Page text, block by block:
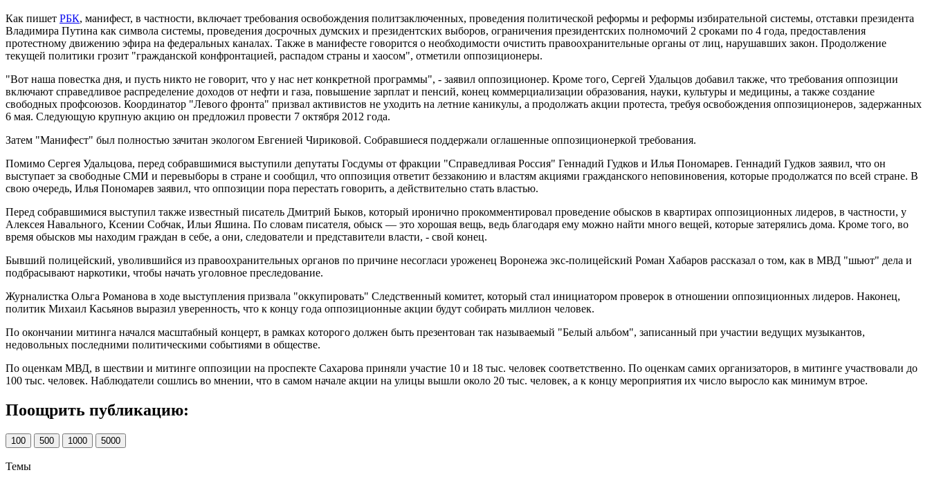
Как пишет РБК, манифест, в частности, включает требования освобождения политзаключенных, проведения политической реформы и реформы избирательной системы, отставки президента
Владимира Путина как символа системы, проведения досрочных думских и президентских выборов, ограничения президентских полномочий 2 сроками по 4 года, предоставления
протестному движению эфира на федеральных каналах. Также в манифесте говорится о необходимости очистить правоохранительные органы от лиц, нарушавших закон. Продолжение
текущей политики грозит "гражданской конфронтацией, распадом страны и хаосом", отметили оппозиционеры.
"Вот наша повестка дня, и пусть никто не говорит, что у нас нет конкретной программы", - заявил оппозиционер. Кроме того, Сергей Удальцов добавил также, что требования оппозиции
включают справедливое распределение доходов от нефти и газа, повышение зарплат и пенсий, конец коммерциализации образования, науки, культуры и медицины, а также создание
свободных профсоюзов. Координатор "Левого фронта" призвал активистов не уходить на летние каникулы, а продолжать акции протеста, требуя освобождения оппозиционеров, задержанных
6 мая. Следующую крупную акцию он предложил провести 7 октября 2012 года.
Затем "Манифест" был полностью зачитан экологом Евгенией Чириковой. Собравшиеся поддержали оглашенные оппозиционеркой требования.
Помимо Сергея Удальцова, перед собравшимися выступили депутаты Госдумы от фракции "Справедливая Россия" Геннадий Гудков и Илья Пономарев. Геннадий Гудков заявил, что он
выступает за свободные СМИ и перевыборы в стране и сообщил, что оппозиция ответит беззаконию и властям акциями гражданского неповиновения, которые продолжатся по всей стране. В
свою очередь, Илья Пономарев заявил, что оппозиции пора перестать говорить, а действительно стать властью.
Перед собравшимися выступил также известный писатель Дмитрий Быков, который иронично прокомментировал проведение обысков в квартирах оппозиционных лидеров, в частности, у
Алексея Навального, Ксении Собчак, Ильи Яшина. По словам писателя, обыск — это хорошая вещь, ведь благодаря ему можно найти много вещей, которые затерялись дома. Кроме того, во
время обысков мы находим граждан в себе, а они, следователи и представители власти, - свой конец.
Бывший полицейский, уволившийся из правоохранительных органов по причине несогласи уроженец Воронежа экс-полицейский Роман Хабаров рассказал о том, как в МВД "шьют" дела и
подбрасывают наркотики, чтобы начать уголовное преследование.
Журналистка Ольга Романова в ходе выступления призвала "оккупировать" Следственный комитет, который стал инициатором проверок в отношении оппозиционных лидеров. Наконец,
политик Михаил Касьянов выразил уверенность, что к концу года оппозиционные акции будут собирать миллион человек.
По окончании митинга начался масштабный концерт, в рамках которого должен быть презентован так называемый "Белый альбом", записанный при участии ведущих музыкантов,
недовольных последними политическими событиями в обществе.
По оценкам МВД, в шествии и митинге оппозиции на проспекте Сахарова приняли участие 10 и 18 тыс. человек соответственно. По оценкам самих организаторов, в митинге участвовали до
100 тыс. человек. Наблюдатели сошлись во мнении, что в самом начале акции на улицы вышли около 20 тыс. человек, а к концу мероприятия их число выросло как минимум втрое.
Поощрить публикацию:
100 500 1000 5000
Темы